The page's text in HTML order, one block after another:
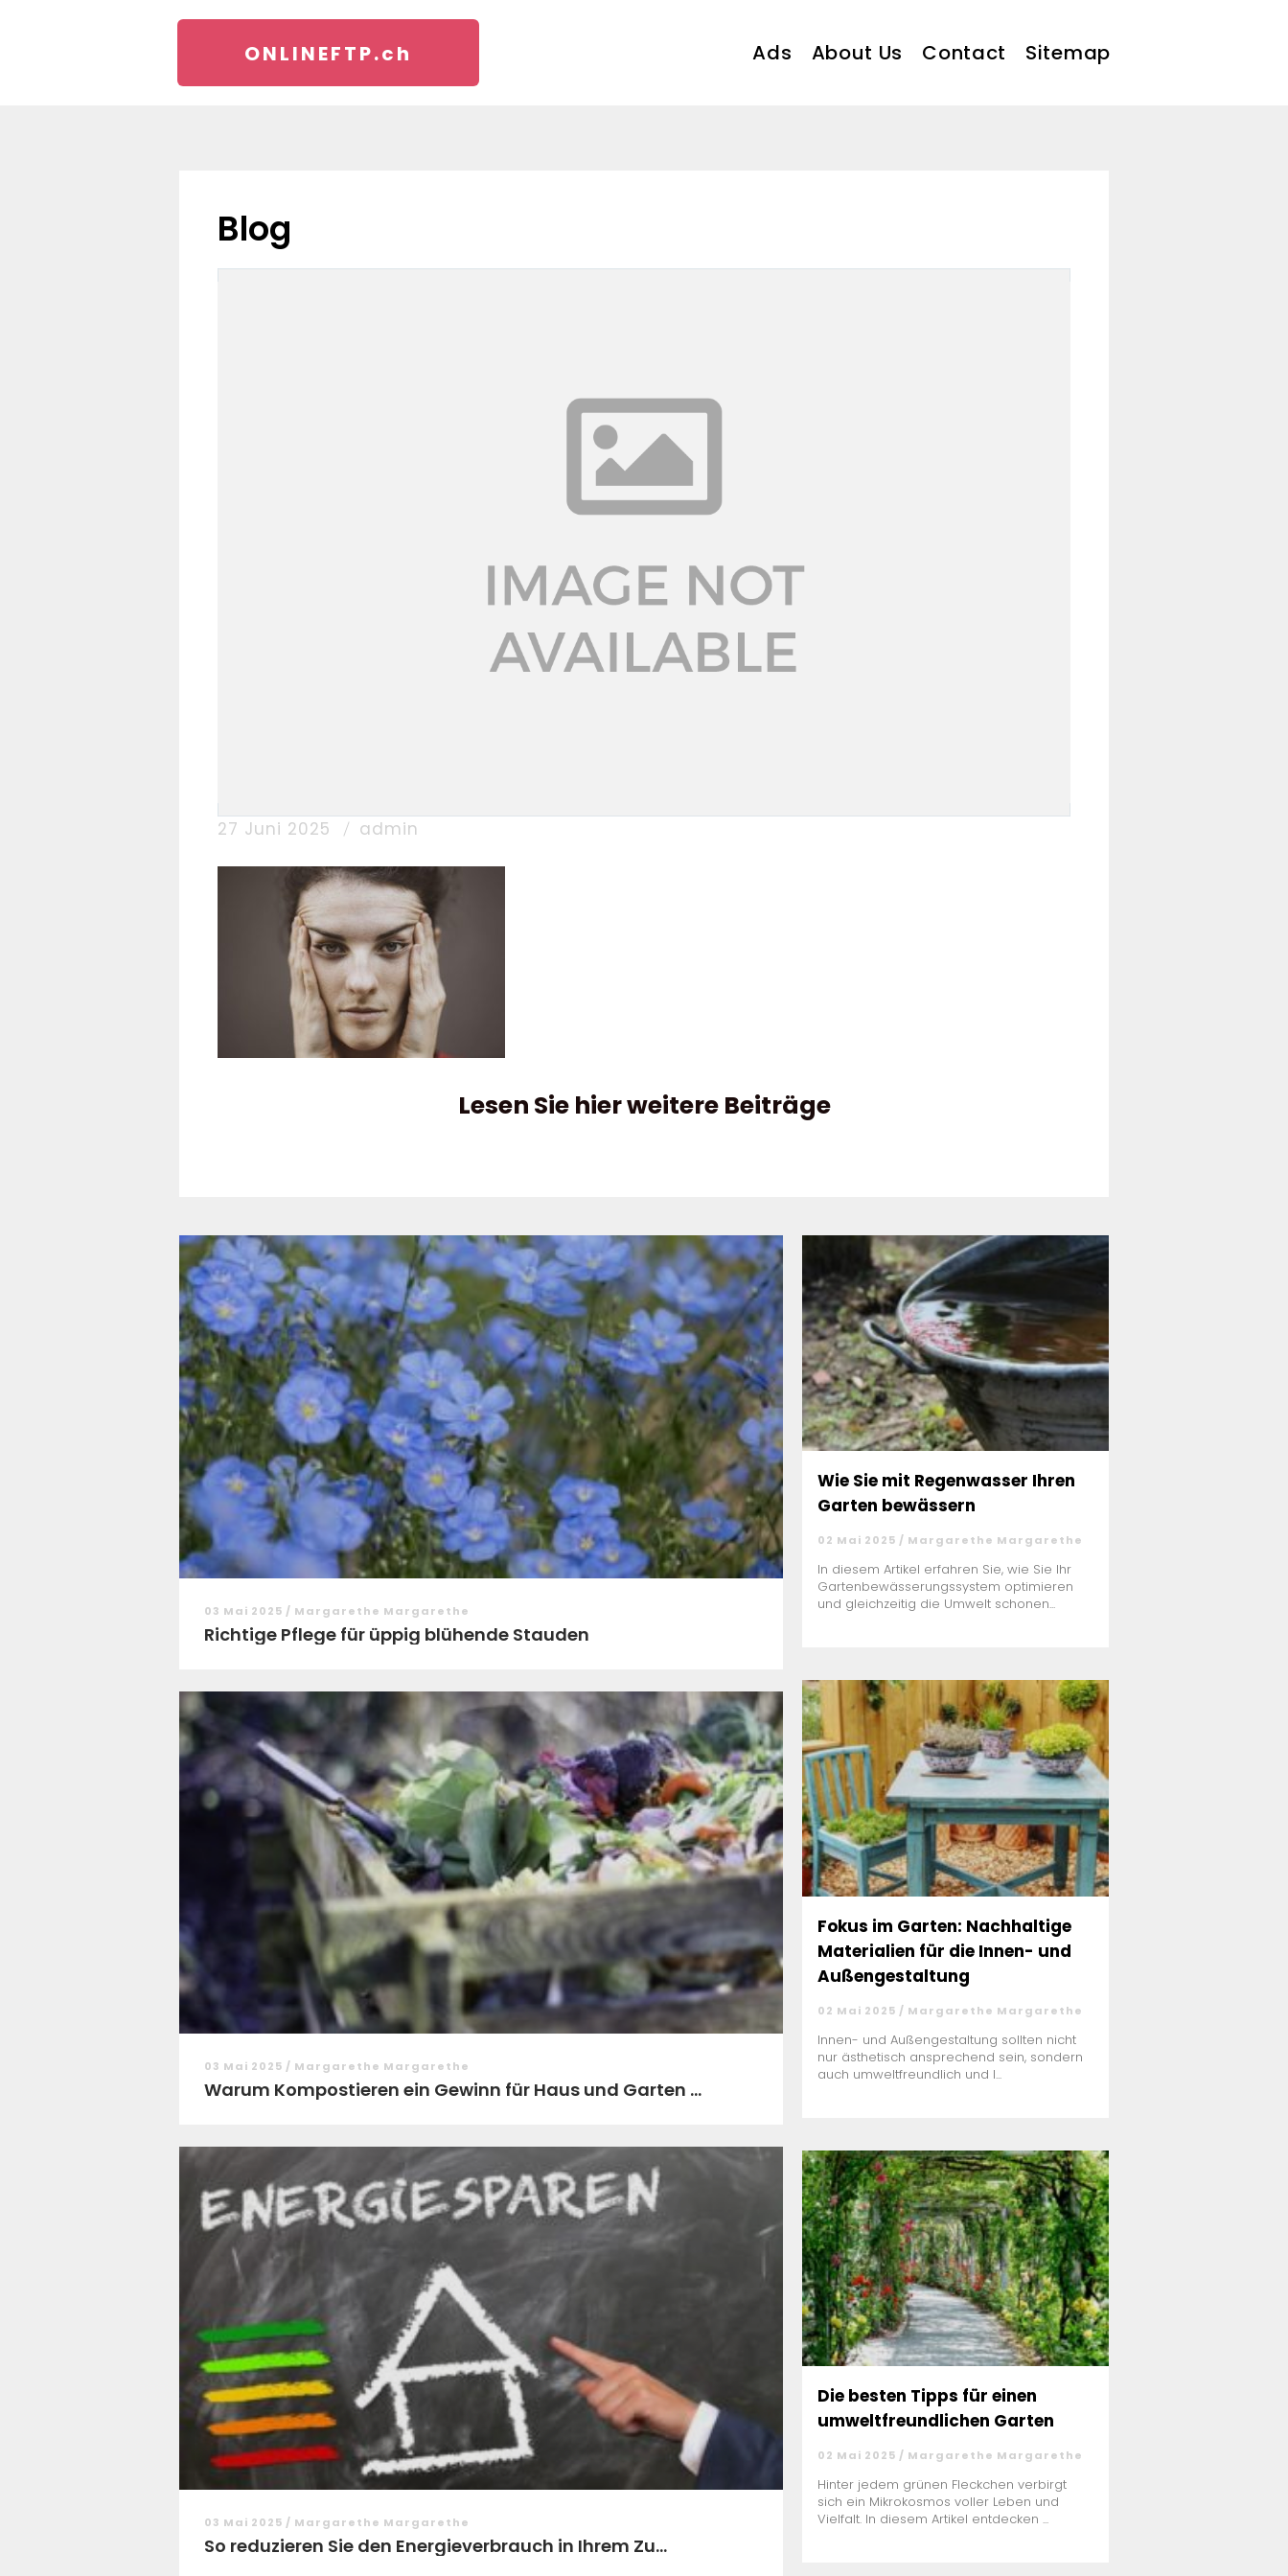
ONLINEFTP.ch Ads About Us Contact Sitemap
blog
27 Juni 2025 admin
Lesen Sie hier weitere Beiträge
03 Mai 2025 / Margarethe Margarethe
Richtige Pflege für üppig blühende Stauden
03 Mai 2025 / Margarethe Margarethe
Warum Kompostieren ein Gewinn für Haus und Garten ...
03 Mai 2025 / Margarethe Margarethe
So reduzieren Sie den Energieverbrauch in Ihrem Zu...
Wie Sie mit Regenwasser Ihren
Garten bewässern
02 Mai 2025 / Margarethe Margarethe
In diesem Artikel erfahren Sie, wie Sie Ihr
Gartenbewässerungssystem optimieren
und gleichzeitig die Umwelt schonen...
Fokus im Garten: Nachhaltige
Materialien für die Innen- und
Außengestaltung
02 Mai 2025 / Margarethe Margarethe
Innen- und Außengestaltung sollten nicht
nur ästhetisch ansprechend sein, sondern
auch umweltfreundlich und l...
Die besten Tipps für einen
umweltfreundlichen Garten
02 Mai 2025 / Margarethe Margarethe
Hinter jedem grünen Fleckchen verbirgt
sich ein Mikrokosmos voller Leben und
Vielfalt. In diesem Artikel entdecken ...